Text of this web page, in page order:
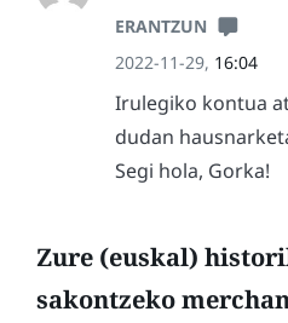
ERANTZUN
2022-11-29, 16:04
Irulegiko kontua
dudan
Segi hola, Gorka!
Zure (euskal)
sakontzeko